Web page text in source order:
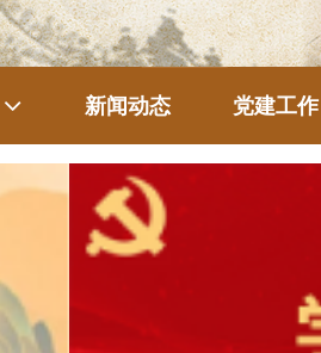
新闻动态 党建工作